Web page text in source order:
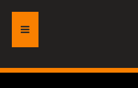
FŐOLDAL